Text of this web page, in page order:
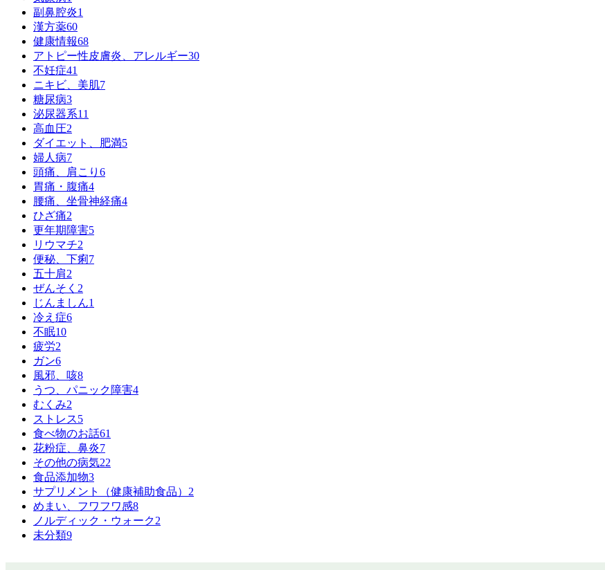
副鼻腔炎1
漢方薬60
健康情報68
アトピー性皮膚炎、アレルギー30
不妊症41
ニキビ、美肌7
糖尿病3
泌尿器系11
高血圧2
ダイエット、肥満5
婦人病7
頭痛、肩こり 6
胃痛・腹痛4
腰痛、坐骨神経痛4
ひざ痛2
更年期障害5
リウマチ2
便秘、下痢7
五十肩2
ぜんそく 2
じんましん1
冷え症6
不眠10
疲労2
ガン6
風邪、咳8
うつ、パニック障害4
むくみ2
ストレス5
食べ物のお話61
花粉症、鼻炎7
その他の病気22
食品添加物3
サプリメント（健康補助食品） 2
めまい、フワフワ感8
ノルディック・ウォーク2
未分類9